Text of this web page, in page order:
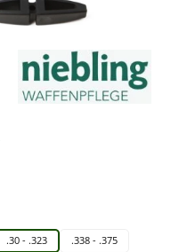
.30 - .323
.338 - .375